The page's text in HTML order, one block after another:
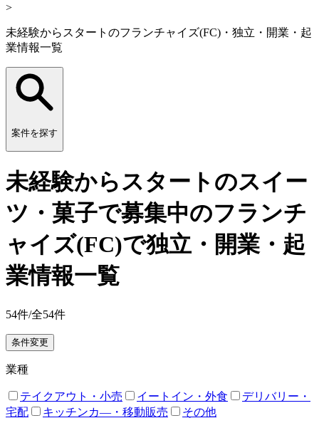
>
未経験からスタートのフランチャイズ(FC)・独立・開業・起
業情報一覧
案件を探す
未経験からスタートのスイー
ツ・菓子で募集中のフランチ
ャイズ(FC)で独立・開業・起
業情報一覧
54件/全54件
条件変更
業種
テイクアウト・小売 イートイン・外食
デリバリー・
宅配
キッチンカ―・移動販売 その他